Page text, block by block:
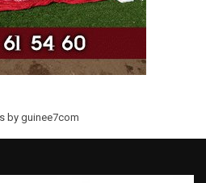
by guinee7com